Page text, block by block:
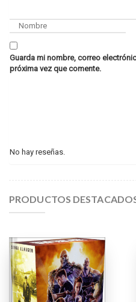
Guarda mi nombre, correo
próxima vez que comente.
No hay reseñas.
PRODUCTOS